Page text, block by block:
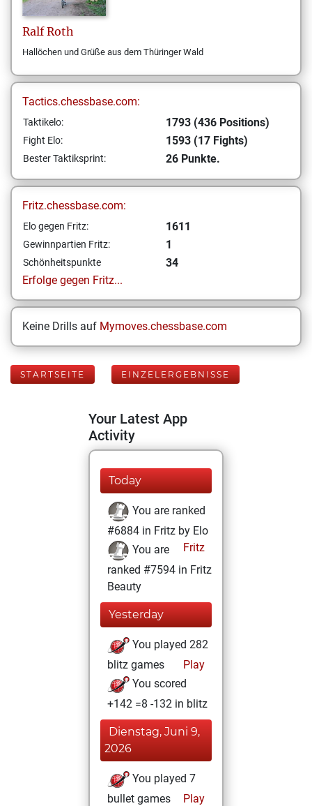
Ralf Roth
Hallöchen und Grüße aus dem Thüringer Wald
Tactics.chessbase.com:
Taktikelo: 1793 (436 Positions)
Fight Elo: 1593 (17 Fights)
Bester Taktiksprint: 26 Punkte.
Fritz.chessbase.com:
Elo gegen Fritz: 1611
Gewinnpartien Fritz: 1
Schönheitspunkte
34
Erfolge gegen Fritz...
Keine Drills auf Mymoves.chessbase.com
STARTSEITE EINZELERGEBNISSE
Your Latest App
Activity
Today
You are ranked
#6884 in Fritz by Elo
Fritz
You are
ranked #7594 in Fritz
Beauty
Yesterday
You played 282
blitz games
Play
You scored
+142 =8 -132 in blitz
Dienstag, Juni 9,
2026
You played 7
bullet games
Play